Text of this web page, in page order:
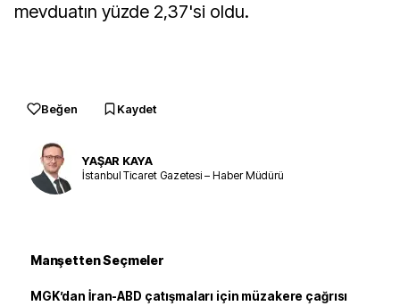
mevduatın yüzde 2,37'si oldu.
Beğen Kaydet
YAŞAR KAYA
İstanbul Ticaret Gazetesi – Haber Müdürü
Manşetten Seçmeler
MGK’dan İran-ABD çatışmaları için müzakere çağrısı